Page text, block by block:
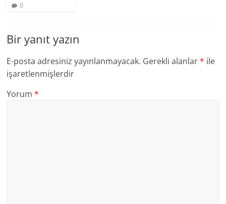
0
Bir yanıt yazın
E-posta adresiniz yayınlanmayacak. Gerekli alanlar* ile
işaretlenmişlerdir
Yorum*